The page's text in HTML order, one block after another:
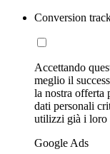
Conversion
Accettando
meglio il
la nostra offerta
dati personali
utilizzi già i loro
Google Ads